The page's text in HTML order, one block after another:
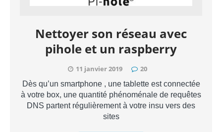
Nettoyer son réseau avec
pihole et un raspberry
11 janvier 2019 20
Dès qu’un smartphone , une tablette est connectée
à votre box, une quantité phénoménale de requêtes
DNS partent régulièrement à votre insu vers des
sites